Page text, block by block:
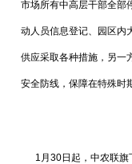
市场所有中高层干部全部
动人员信息登记、园区内
供应采取各种措施，另一
安全防线，保障在特殊时
1月30日起，中农联旗